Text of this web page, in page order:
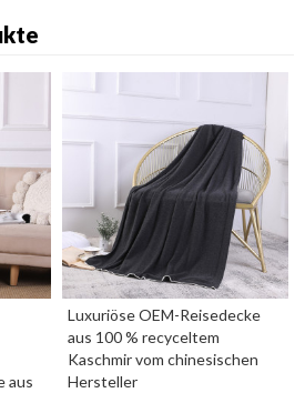
aus
Luxuriöse OEM-Reisedecke
aus 100 % recyceltem
Kaschmir vom chinesischen
Hersteller